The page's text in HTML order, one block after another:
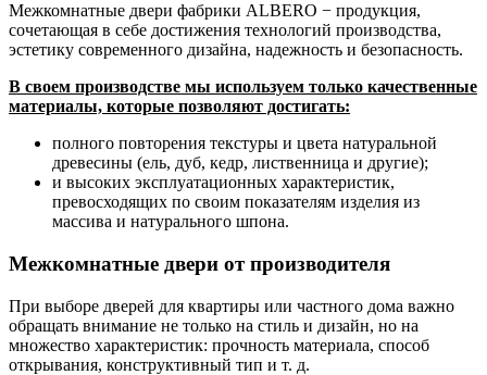
Межкомнатные двери фабрики ALBERO − продукция,
сочетающая в себе достижения технологий производства,
эстетику современного дизайна, надежность и безопасность.
В своем производстве мы используем только качественные
материалы, которые позволяют достигать:
полного повторения текстуры и цвета натуральной
древесины (ель, дуб, кедр, лиственница и другие);
и высоких эксплуатационных характеристик,
превосходящих по своим показателям изделия из
массива и натурального шпона.
Межкомнатные двери от производителя
При выборе дверей для квартиры или частного дома важно
обращать внимание не только на стиль и дизайн, но на
множество характеристик: прочность материала, способ
открывания, конструктивный тип и т. д.